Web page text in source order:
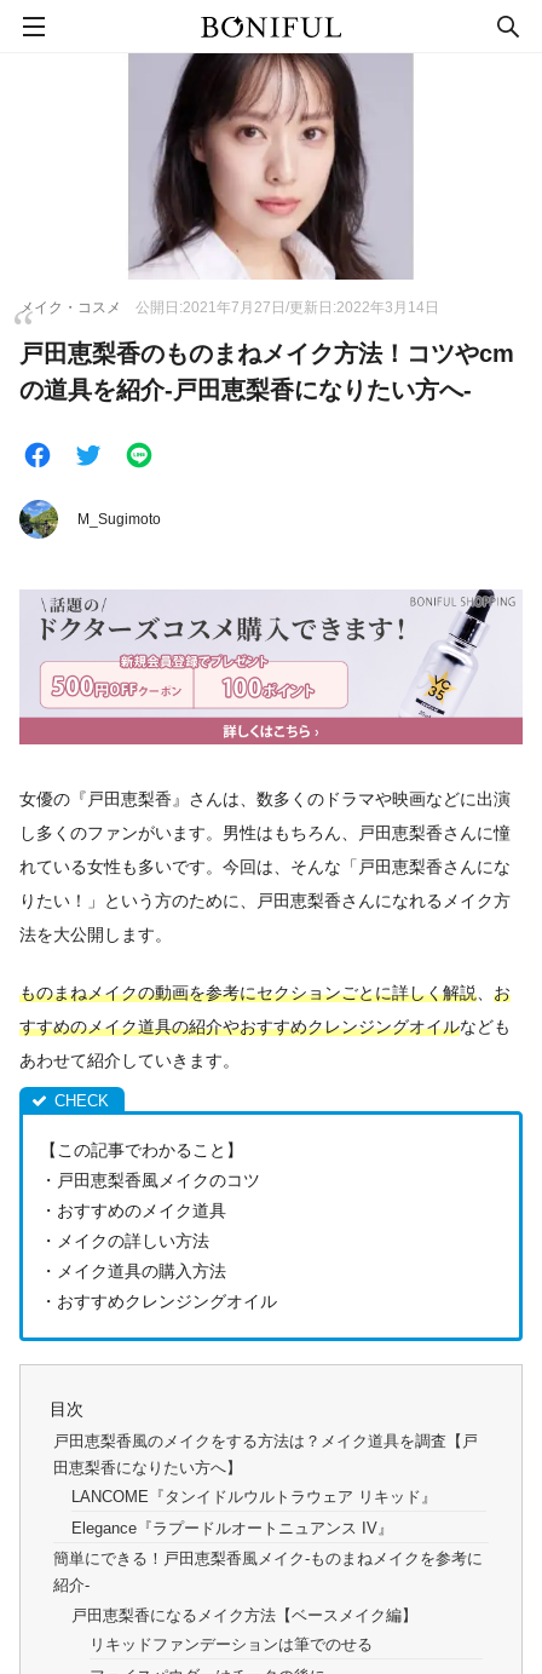
メイク・コスメ 公開日:2021年7月27日/更新日:2022年3月14日
戸田恵梨香のものまねメイク方法！コツやcm
の道具を紹介-戸田恵梨香になりたい方へ-
M_Sugimoto
女優の『戸田恵梨香』さんは、数多くのドラマや映画などに出演
し多くのファンがいます。男性はもちろん、戸田恵梨香さんに憧
れている女性も多いです。今回は、そんな「戸田恵梨香さんにな
りたい！」という方のために、戸田恵梨香さんになれるメイク方
法を大公開します。
ものまねメイクの動画を参考にセクションごとに詳しく解説
お
すすめのメイク道具の紹介やおすすめクレンジングオイルなども
あわせて紹介していきます。
【この記事でわかること】
・戸田恵梨香風メイクのコツ
・おすすめのメイク道具
・メイクの詳しい方法
・メイク道具の購入方法
・おすすめクレンジングオイル
目次
戸田恵梨香風のメイクをする方法は？メイク道具を調査【戸
田恵梨香になりたい方へ】
LANCOME『タンイドルウルトラウェア リキッド』
Elegance『ラプードルオートニュアンス IV』
簡単にできる！戸田恵梨香風メイク-ものまねメイクを参考に
紹介-
戸田恵梨香になるメイク方法【ベースメイク編】
リキッドファンデーションは筆でのせる